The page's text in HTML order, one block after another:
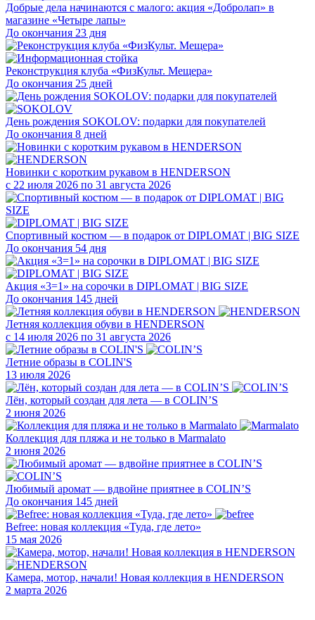
Добрые дела начинаются с малого: акция «Добролап» в
магазине «Четыре лапы»
До окончания 23 дня
Реконструкция клуба «ФизКульт. Мещера»
До окончания 25 дней
День рождения SOKOLOV: подарки для покупателей
До окончания 8 дней
Новинки с коротким рукавом в HENDERSON
с 22 июля 2026 по 31 августа 2026
Спортивный костюм — в подарок от DIPLOMAT | BIG SIZE
До окончания 54 дня
Акция «3=1» на сорочки в DIPLOMAT | BIG SIZE
До окончания 145 дней
Летняя коллекция обуви в HENDERSON
с 14 июля 2026 по 31 августа 2026
Летние образы в COLIN'S
13 июля 2026
Лён, который создан для лета — в COLIN’S
2 июня 2026
Коллекция для пляжа и не только в Marmalato
2 июня 2026
Любимый аромат — вдвойне приятнее в COLIN’S
До окончания 145 дней
Befree: новая коллекция «Туда, где лето»
15 мая 2026
Камера, мотор, начали! Новая коллекция в HENDERSON
2 марта 2026